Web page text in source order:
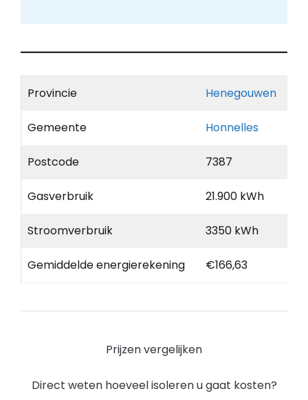
Provincie Henegouwen
Gemeente Honnelles
Postcode 7387
Gasverbruik 21.900 kWh
Stroomverbruik 3350 kWh
Gemiddelde energierekening €166,63
Prijzen vergelijken
Direct weten hoeveel isoleren u gaat kosten?